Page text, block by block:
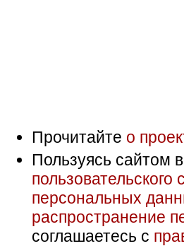
Прочитайте о
Пользуясь сайтом
пользовательского
персональных
распространение
соглашаетесь с